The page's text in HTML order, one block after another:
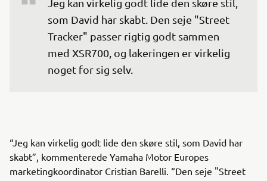
Jeg kan virkelig godt lide den skøre stil,
som David har skabt. Den seje "Street
Tracker" passer rigtig godt sammen
med XSR700, og lakeringen er virkelig
noget for sig selv.
“Jeg kan virkelig godt lide den skøre stil, som David har
skabt”, kommenterede Yamaha Motor Europes
marketingkoordinator Cristian Barelli. “Den seje "Street